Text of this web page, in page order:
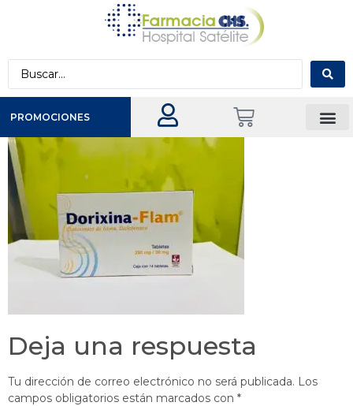
PROMOCIONES
Deja una respuesta
Tu dirección de correo electrónico no será publicada. Los
campos obligatorios están marcados con *